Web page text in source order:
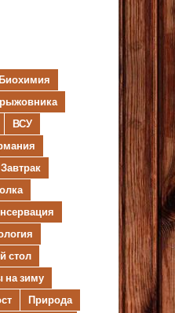
ВСУ
Завтрак
стол
на зиму
Природа